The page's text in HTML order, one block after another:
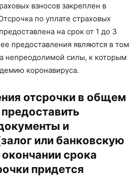
взносов закреплен в
по уплате страховых
на срок от 1 до 3
предоставления являются в том
непреодолимой силы, к которым
коронавируса.
отсрочки в общем
и
или банковскую
срока
придется